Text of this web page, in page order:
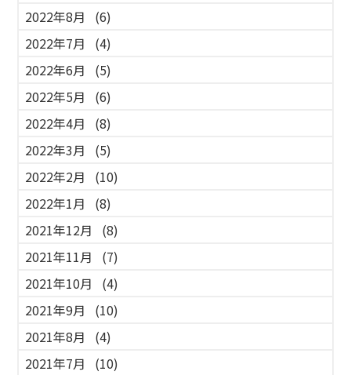
2022年8月
(6)
2022年7月
(4)
2022年6月
(5)
2022年5月
(6)
2022年4月
(8)
2022年3月
(5)
2022年2月
(10)
2022年1月
(8)
2021年12月
(8)
2021年11月
(7)
2021年10月
(4)
2021年9月
(10)
2021年8月
(4)
2021年7月
(10)